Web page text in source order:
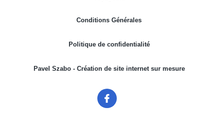
Conditions Générales
Politique de confidentialité
Pavel Szabo - Création de site internet sur mesure